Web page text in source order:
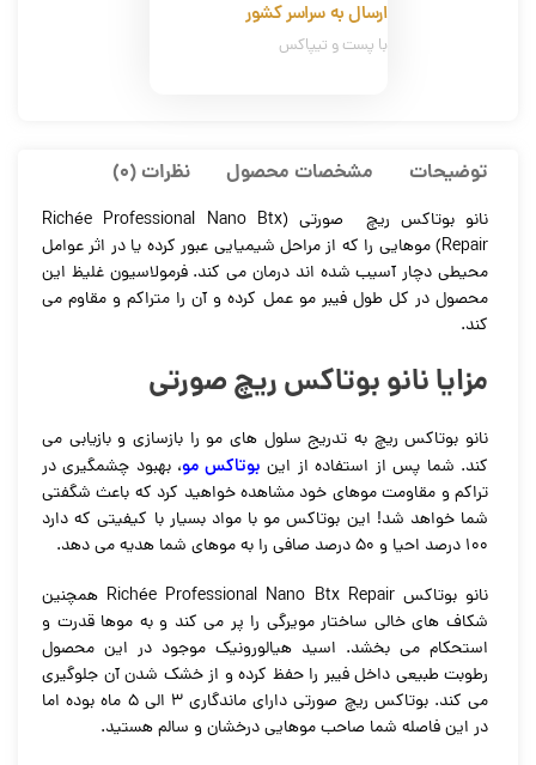
ارسال به سراسر کشور
با پست و تیپاکس
توضیحات مشخصات محصول نظرات (0)
نانو بوتاکس ریچ صورتی (Richée Professional Nano Btx
Repair) موهایی را که از مراحل شیمیایی عبور کرده یا در اثر عوامل
محیطی دچار آسیب شده اند درمان می کند. فرمولاسیون غلیظ این
محصول در کل طول فیبر مو عمل کرده و آن را متراکم و مقاوم می
کند.
مزایا نانو بوتاکس ریچ صورتی
نانو بوتاکس ریچ به تدریج سلول های مو را بازسازی و بازیابی می
کند. شما پس از استفاده از این بوتاکس مو، بهبود چشمگیری در
تراکم و مقاومت موهای خود مشاهده خواهید کرد که باعث شگفتی
شما خواهد شد! این بوتاکس مو با مواد بسیار با کیفیتی که دارد
100 درصد احیا و 50 درصد صافی را به موهای شما هدیه می دهد.
نانو بوتاکس Richée Professional Nano Btx Repair همچنین
شکاف های خالی ساختار مویرگی را پر می کند و به موها قدرت و
استحکام می بخشد. اسید هیالورونیک موجود در این محصول
رطوبت طبیعی داخل فیبر را حفظ کرده و از خشک شدن آن جلوگیری
می کند. بوتاکس ریچ صورتی دارای ماندگاری 3 الی 5 ماه بوده اما
در این فاصله شما صاحب موهایی درخشان و سالم هستید.